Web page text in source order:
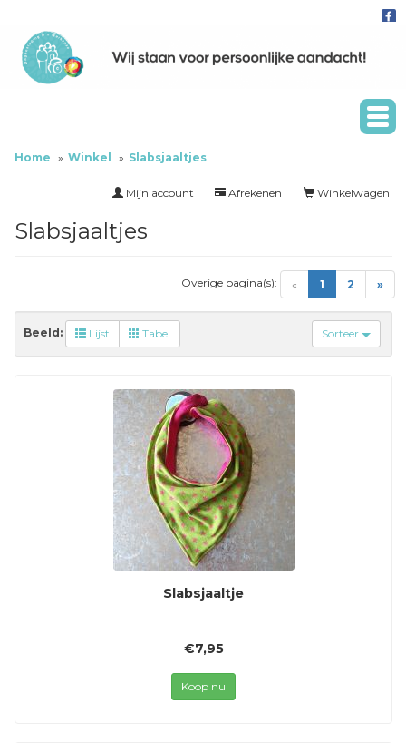
Home Winkel Slabsjaaltjes
Winkelwagen
Afrekenen
Mijn account
Slabsjaaltjes
« 1 (current)
2 »
Overige pagina(s):
Sorteer
Beeld: Lijst Tabel
Slabsjaaltje
€7,95
Koop nu